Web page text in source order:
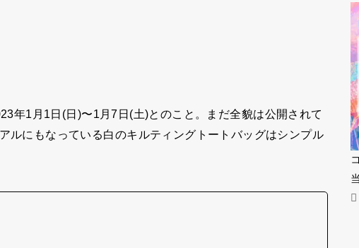
年1月1日(日)〜1月7日(土)とのこと。まだ全貌は公開されて
ルにもなっている白のキルティングトートバッグはシンプル